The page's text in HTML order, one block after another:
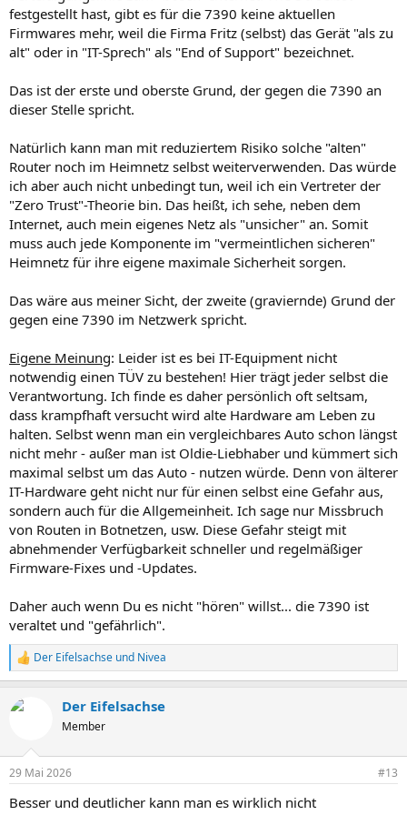
festgestellt hast, gibt es für die 7390 keine aktuellen
Firmwares mehr, weil die Firma Fritz (selbst) das Gerät "als zu
alt" oder in "IT-Sprech" als "End of Support" bezeichnet.
Das ist der erste und oberste Grund, der gegen die 7390 an
dieser Stelle spricht.
Natürlich kann man mit reduziertem Risiko solche "alten"
Router noch im Heimnetz selbst weiterverwenden. Das würde
ich aber auch nicht unbedingt tun, weil ich ein Vertreter der
"Zero Trust"-Theorie bin. Das heißt, ich sehe, neben dem
Internet, auch mein eigenes Netz als "unsicher" an. Somit
muss auch jede Komponente im "vermeintlichen sicheren"
Heimnetz für ihre eigene maximale Sicherheit sorgen.
Das wäre aus meiner Sicht, der zweite (graviernde) Grund der
gegen eine 7390 im Netzwerk spricht.
Eigene Meinung: Leider ist es bei IT-Equipment nicht
notwendig einen TÜV zu bestehen! Hier trägt jeder selbst die
Verantwortung. Ich finde es daher persönlich oft seltsam,
dass krampfhaft versucht wird alte Hardware am Leben zu
halten. Selbst wenn man ein vergleichbares Auto schon längst
nicht mehr - außer man ist Oldie-Liebhaber und kümmert sich
maximal selbst um das Auto - nutzen würde. Denn von älterer
IT-Hardware geht nicht nur für einen selbst eine Gefahr aus,
sondern auch für die Allgemeinheit. Ich sage nur Missbruch
von Routen in Botnetzen, usw. Diese Gefahr steigt mit
abnehmender Verfügbarkeit schneller und regelmäßiger
Firmware-Fixes und -Updates.
Daher auch wenn Du es nicht "hören" willst... die 7390 ist
veraltet und "gefährlich".
R
e
k
e
:
Der Eifelsachse und Nivea
Der Eifelsachse
Member
29 Mai 2026 #13
Besser und deutlicher kann man es wirklich nicht